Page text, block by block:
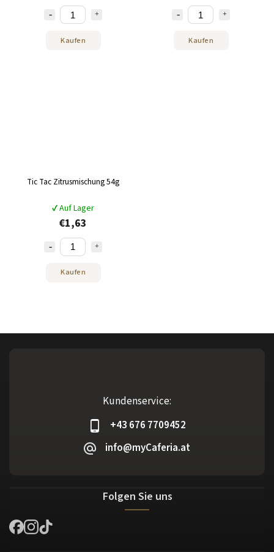
Kaufen Kaufen
Tic Tac Zitrusmischung 54g
✔ Auf Lager
€1,63
Kaufen
Kundenservice:
+43 676 7709452
info@myCaferia.at
Folgen Sie uns